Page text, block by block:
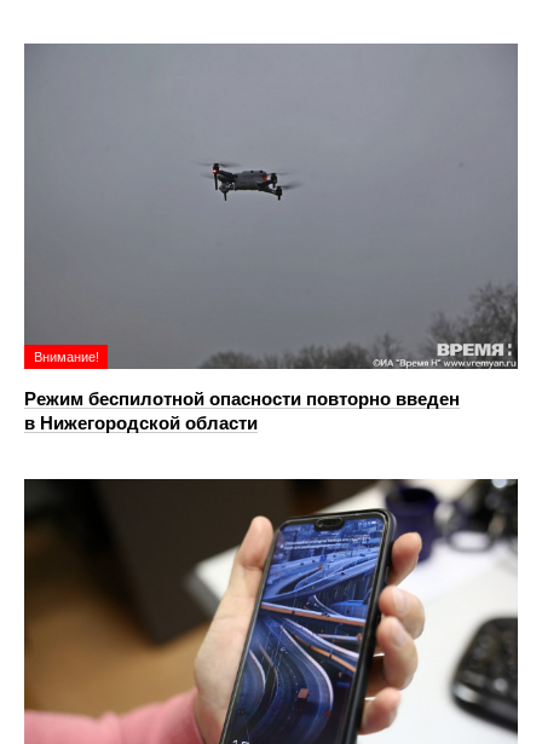
Внимание!
Режим беспилотной опасности повторно введен
в Нижегородской области